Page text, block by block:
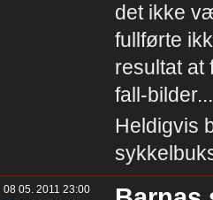
det ikke
fullførte
resultat at
fall-bilder...
Heldigvis
08 05. 2011 23:00